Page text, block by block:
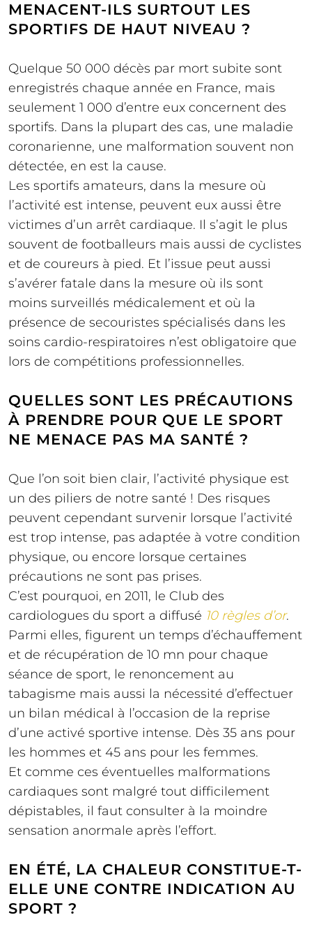
MENACENT-ILS SURTOUT LES
SPORTIFS DE HAUT NIVEAU ?
Quelque 50 000 décès par mort subite sont
enregistrés chaque année en France, mais
seulement 1 000 d’entre eux concernent des
sportifs. Dans la plupart des cas, une maladie
coronarienne, une malformation souvent non
détectée, en est la cause.
Les sportifs amateurs, dans la mesure où
l’activité est intense, peuvent eux aussi être
victimes d’un arrêt cardiaque. Il s’agit le plus
souvent de footballeurs mais aussi de cyclistes
et de coureurs à pied. Et l’issue peut aussi
s’avérer fatale dans la mesure où ils sont
moins surveillés médicalement et où la
présence de secouristes spécialisés dans les
soins cardio-respiratoires n’est obligatoire que
lors de compétitions professionnelles.
QUELLES SONT LES PRÉCAUTIONS
À PRENDRE POUR QUE LE SPORT
NE MENACE PAS MA SANTÉ ?
Que l’on soit bien clair, l’activité physique est
un des piliers de notre santé ! Des risques
peuvent cependant survenir lorsque l’activité
est trop intense, pas adaptée à votre condition
physique, ou encore lorsque certaines
précautions ne sont pas prises.
C’est pourquoi, en 2011, le Club des
cardiologues du sport a diffusé 10 règles d’or.
Parmi elles, figurent un temps d’échauffement
et de récupération de 10 mn pour chaque
séance de sport, le renoncement au
tabagisme mais aussi la nécessité d’effectuer
un bilan médical à l’occasion de la reprise
d’une activé sportive intense. Dès 35 ans pour
les hommes et 45 ans pour les femmes.
Et comme ces éventuelles malformations
cardiaques sont malgré tout difficilement
dépistables, il faut consulter à la moindre
sensation anormale après l’effort.
EN ÉTÉ, LA CHALEUR CONSTITUE-T-
ELLE UNE CONTRE INDICATION AU
SPORT ?